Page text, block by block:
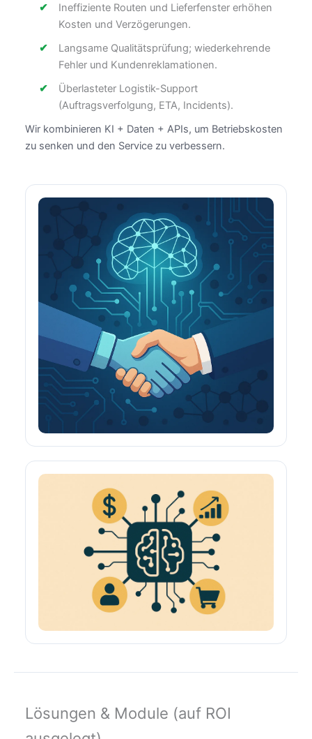
Ineffiziente Routen und Lieferfenster erhöhen
Kosten und Verzögerungen.
Langsame Qualitätsprüfung; wiederkehrende
Fehler und Kundenreklamationen.
Überlasteter Logistik-Support
(Auftragsverfolgung, ETA, Incidents).
Wir kombinieren KI + Daten + APIs, um Betriebskosten
zu senken und den Service zu verbessern.
Lösungen & Module (auf ROI